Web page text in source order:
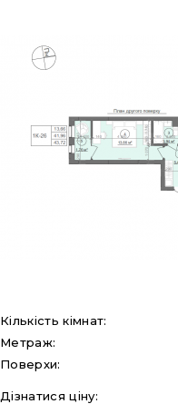
Кількість кімнат:
Метраж:
Поверхи:
Дізнатися ціну: